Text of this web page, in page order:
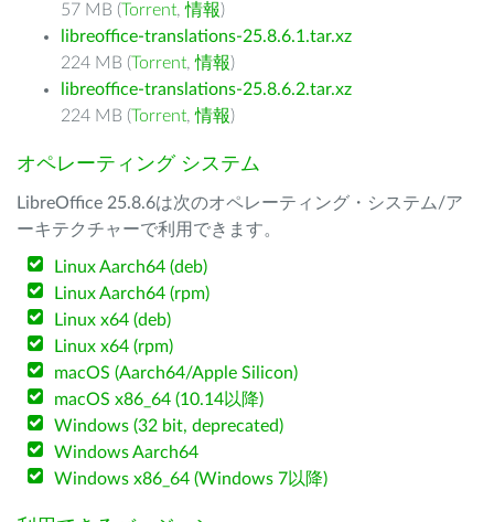
57 MB (Torrent,情報)
libreoffice-translations-25.8.6.1.tar.xz
224 MB (Torrent,情報)
libreoffice-translations-25.8.6.2.tar.xz
224 MB (Torrent,情報)
オペレーティング システム
LibreOffice 25.8.6は次のオペレーティング・システム/ア
ーキテクチャーで利用できます。
Linux Aarch64 (deb)
Linux Aarch64 (rpm)
Linux x64 (deb)
Linux x64 (rpm)
macOS (Aarch64/Apple Silicon)
macOS x86_64 (10.14以降)
Windows (32 bit, deprecated)
Windows Aarch64
Windows x86_64 (Windows 7以降)